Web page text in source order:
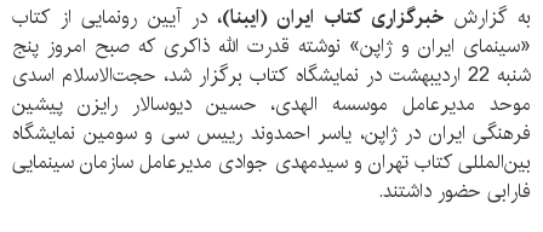
به گزارشخبرگزاری کتاب ایران (ایبنا)،در آیین رونمایی از کتاب
«سینمای ایران و ژاپن» نوشته قدرت الله ذاکری که صبح امروز پنج
شنبه 22 اردیبهشت در نمایشگاه کتاب برگزار شد، حجت‌الاسلام اسدی
موحد مدیرعامل موسسه الهدی، حسین دیوسالار رایزن پیشین
فرهنگی ایران در ژاپن، یاسر احمدوند رییس سی و سومین نمایشگاه
بین‌المللی کتاب تهران و سیدمهدی جوادی مدیرعامل سازمان سینمایی
فارابی حضور داشتند.